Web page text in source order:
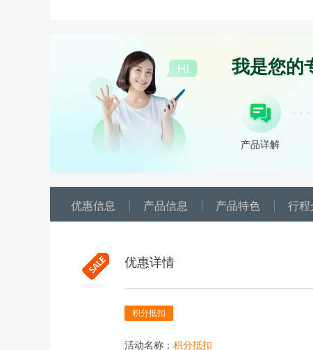
我是您的
产品详解
优惠信息 产品信息 产品特色 行程
优惠详情
积分抵扣
活动名称： 积分抵扣